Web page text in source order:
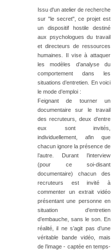
Issu d'un atelier de recherche
sur "le secret", ce projet est
un dispositif hostile destiné
aux psychologues du travail
et directeurs de ressources
humaines. Il vise à attaquer
les modèles d’analyse du
comportement dans les
situations d’entretien. En voici
le mode d’emploi :
Feignant de tourner un
documentaire sur le travail
des recruteurs, deux d’entre
eux sont invités,
individuellement, afin que
chacun ignore la présence de
l’autre. Durant l’interview
(pour ce soi-disant
documentaire) chacun des
recruteurs est invité à
commenter un extrait vidéo
présentant une personne en
situation d’entretien
d’embauche, sans le son. En
réalité, il ne s’agit pas d’une
véritable bande vidéo, mais
de l’image - captée en temps-